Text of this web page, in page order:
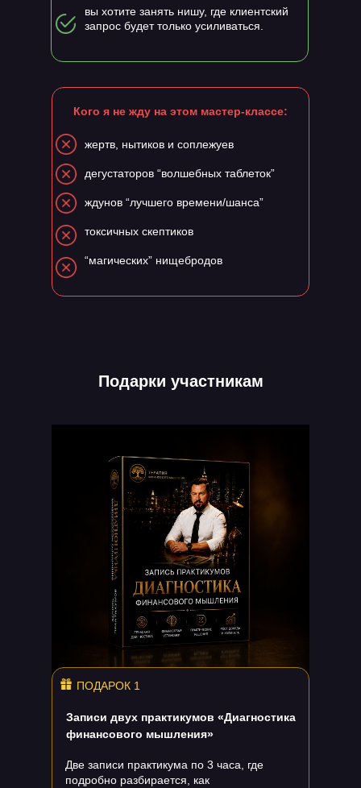
вы хотите занять нишу, где клиентский
запрос будет только усиливаться.
жертв, нытиков и соплежуев
дегустаторов “волшебных таблеток”
ждунов “лучшего времени/шанса”
токсичных скептиков
“магических” нищебродов
Кого я не жду на этом мастер-классе:
Подарки участникам
Записи двух практикумов «Диагностика
финансового мышления»
Две записи практикума по 3 часа, где
подробно разбирается, как
ПОДАРОК 1